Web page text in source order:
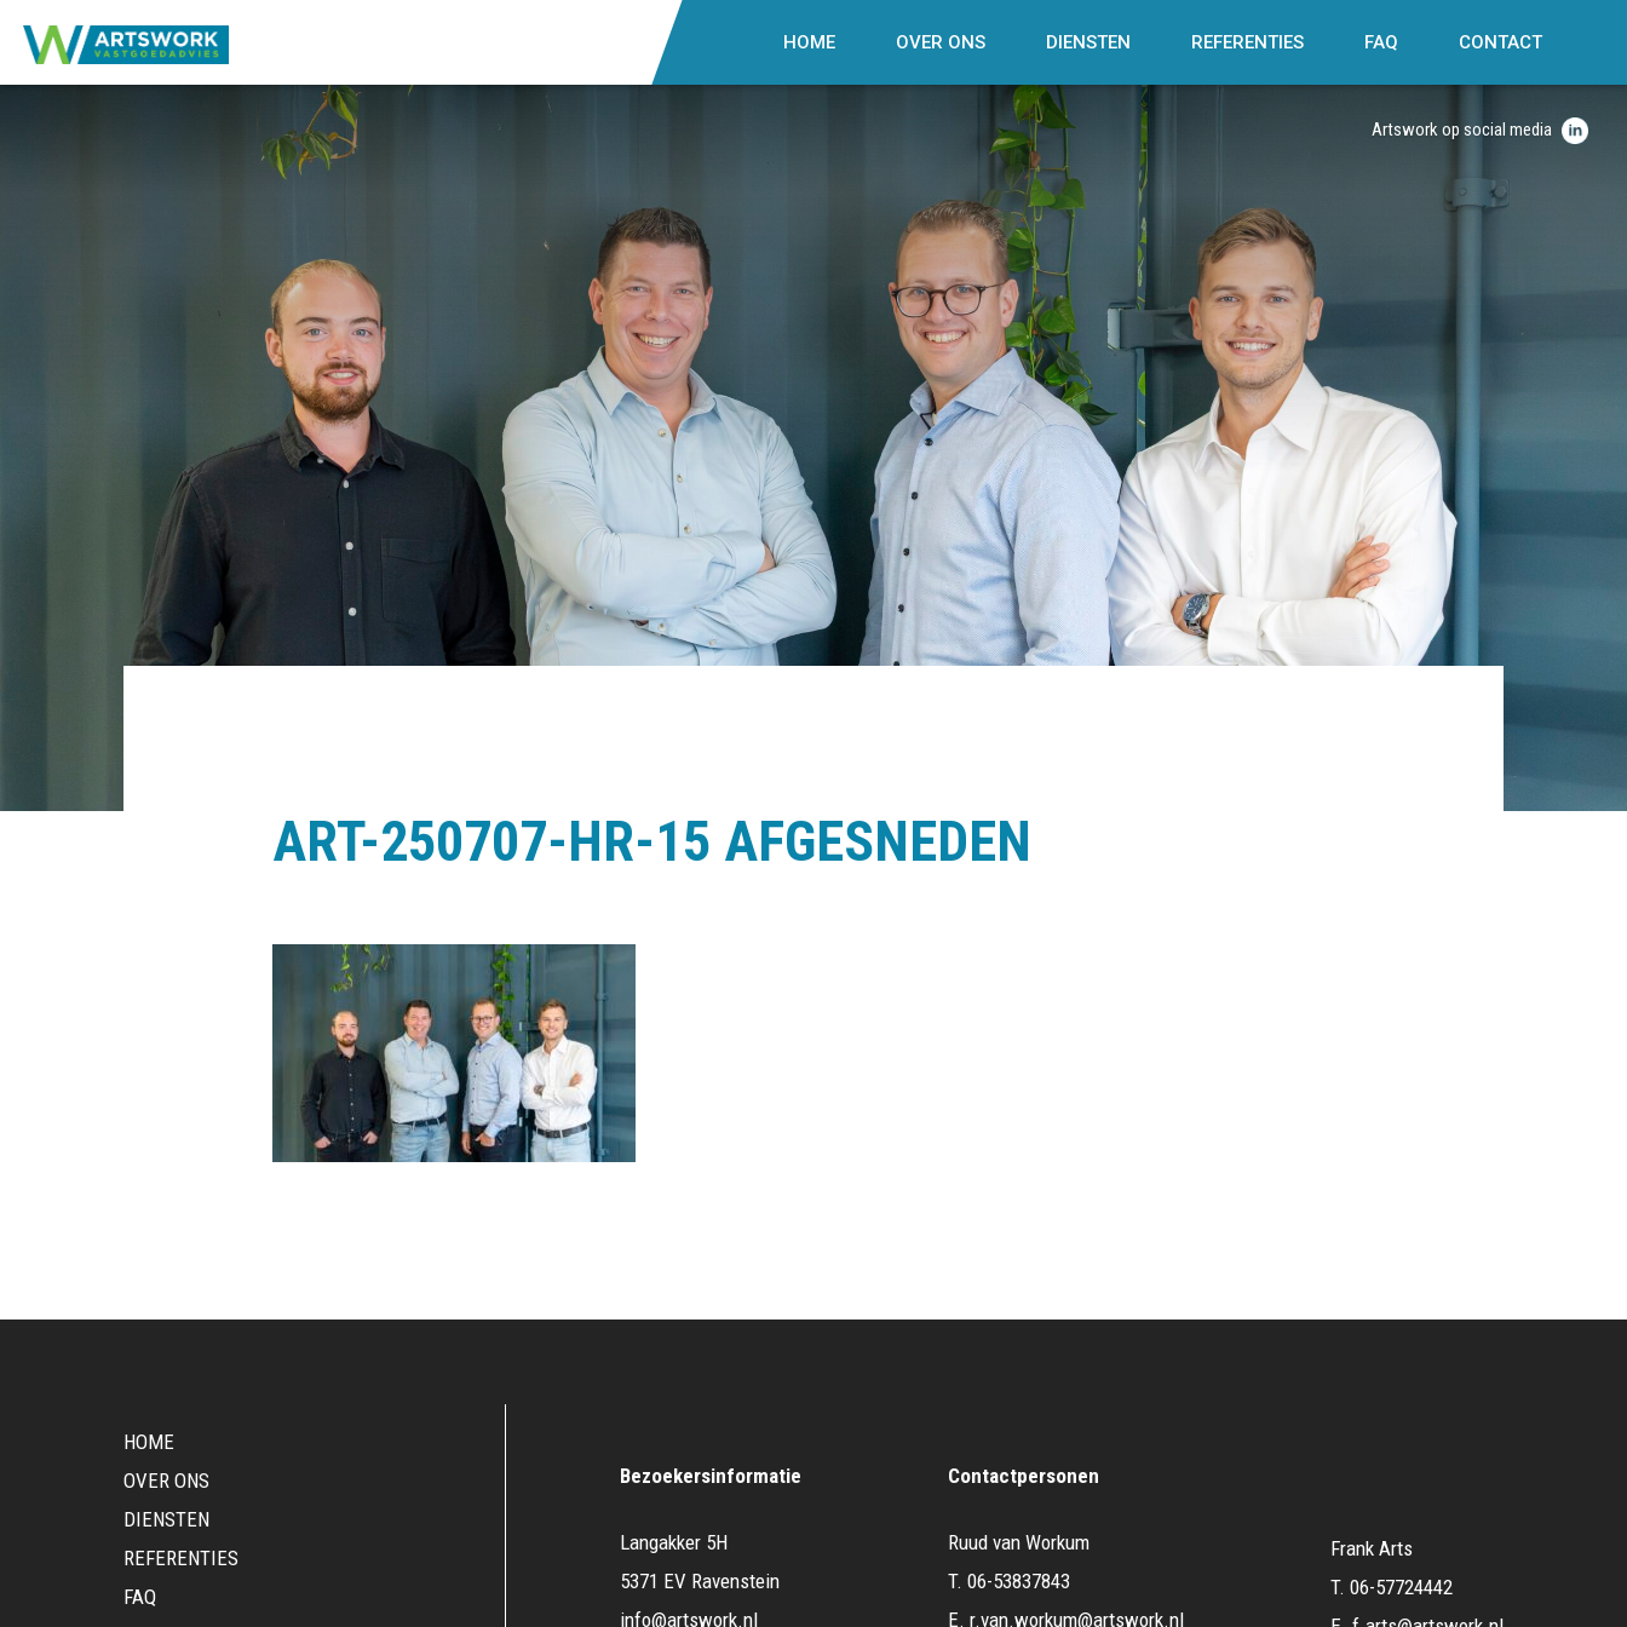
HOME OVER ONS DIENSTEN REFERENTIES FAQ CONTACT
Artswork op social media
ART-250707-HR-15 AFGESNEDEN
HOME
OVER ONS
DIENSTEN
REFERENTIES
FAQ
Bezoekersinformatie
Langakker 5H
5371 EV Ravenstein
info@artswork.nl
Contactpersonen
Ruud van Workum
T.06-53837843
E.r.van.workum@artswork.nl
Frank Arts
T. 06-57724442